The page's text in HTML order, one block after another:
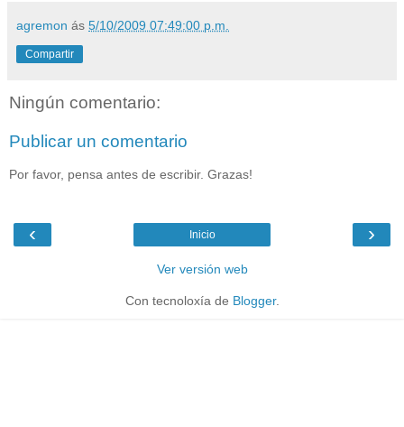
agremon ás 5/10/2009 07:49:00 p.m.
Compartir
Ningún comentario:
Publicar un comentario
Por favor, pensa antes de escribir. Grazas!
‹ ›
Inicio
Ver versión web
Con tecnoloxía de Blogger.